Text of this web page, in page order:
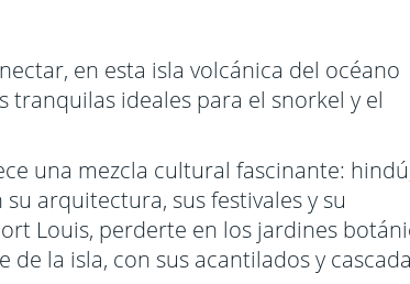
en esta isla volcánica del océano
tranquilas ideales para el snorkel y el
una mezcla cultural fascinante:
arquitectura, sus festivales y su
Louis, perderte en los jardines
la isla, con sus acantilados y